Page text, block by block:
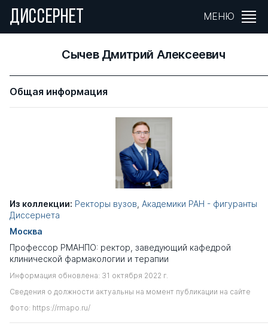
ДИССЕРНЕТ МЕНЮ
Сычев Дмитрий Алексеевич
Общая информация
Из коллекции: Ректоры вузов Академики РАН - фигуранты
Диссернета
Москва
Профессор РМАНПО: ректор, заведующий кафедрой
клинической фармакологии и терапии
Информация обновлена: 31 октября 2022 г.
Сведения о должности актуальны на момент публикации на сайте
Фото: https://rmapo.ru/